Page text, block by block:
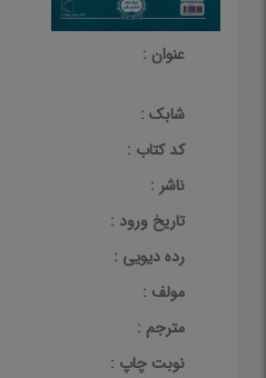
عنوان :
شابک :
کد کتاب :
ناشر :
تاریخ ورود :
رده دیویی :
مولف :
مترجم :
نوبت چاپ :